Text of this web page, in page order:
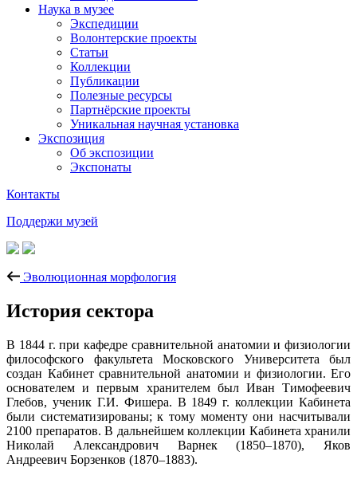
Наука в музее
Экспедиции
Волонтерские проекты
Статьи
Коллекции
Публикации
Полезные ресурсы
Партнёрские проекты
Уникальная научная установка
Экспозиция
Об экспозиции
Экспонаты
Контакты
Поддержи музей
Эволюционная морфология
История сектора
В 1844 г. при кафедре сравнительной анатомии и физиологии
философского факультета Московского Университета был
создан Кабинет сравнительной анатомии и физиологии. Его
основателем и первым хранителем был Иван Тимофеевич
Глебов, ученик Г.И. Фишера. В 1849 г. коллекции Кабинета
были систематизированы; к тому моменту они насчитывали
2100 препаратов. В дальнейшем коллекции Кабинета хранили
Николай Александрович Варнек (1850–1870), Яков
Андреевич Борзенков (1870–1883).